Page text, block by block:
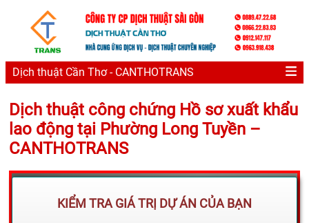
Dịch thuật Cần Thơ - CANTHOTRANS
Dịch thuật công chứng Hồ sơ xuất khẩu
lao động tại Phường Long Tuyền –
CANTHOTRANS
KIỂM TRA GIÁ TRỊ DỰ ÁN CỦA BẠN